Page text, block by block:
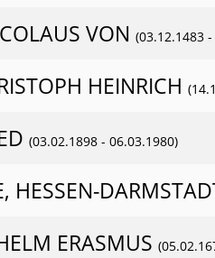
VON (03.12.1483
HEINRICH
(03.02.1898 - 06.03.1980)
HESSEN-
ERASMUS